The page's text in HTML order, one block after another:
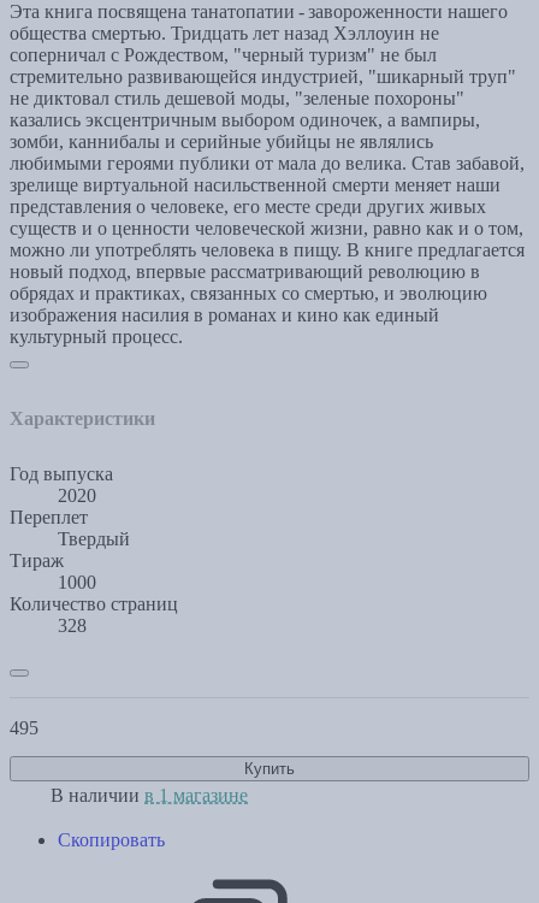
Эта книга посвящена танатопатии - завороженности нашего
общества смертью. Тридцать лет назад Хэллоуин не
соперничал с Рождеством, "черный туризм" не был
стремительно развивающейся индустрией, "шикарный труп"
не диктовал стиль дешевой моды, "зеленые похороны"
казались эксцентричным выбором одиночек, а вампиры,
зомби, каннибалы и серийные убийцы не являлись
любимыми героями публики от мала до велика. Став забавой,
зрелище виртуальной насильственной смерти меняет наши
представления о человеке, его месте среди других живых
существ и о ценности человеческой жизни, равно как и о том,
можно ли употреблять человека в пищу. В книге предлагается
новый подход, впервые рассматривающий революцию в
обрядах и практиках, связанных со смертью, и эволюцию
изображения насилия в романах и кино как единый
культурный процесс.
Характеристики
Год выпуска
2020
Переплет
Твердый
Тираж
1000
Количество страниц
328
495
Купить
В наличии в 1 магазине
Скопировать